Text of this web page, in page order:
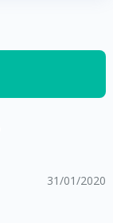
31/01/2020